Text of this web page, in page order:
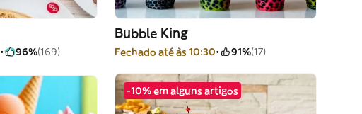
96%(169)
Bubble King
Fechado até às 10:30 91%(17)
-10% em alguns artigos